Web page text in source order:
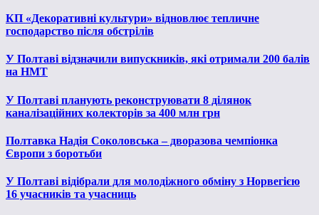
КП «Декоративні культури» відновлює тепличне
господарство після обстрілів
У Полтаві відзначили випускників, які отримали 200 балів
на НМТ
У Полтаві планують реконструювати 8 ділянок
каналізаційних колекторів за 400 млн грн
Полтавка Надія Соколовська – дворазова чемпіонка
Європи з боротьби
У Полтаві відібрали для молодіжного обміну з Норвегією
16 учасників та учасниць